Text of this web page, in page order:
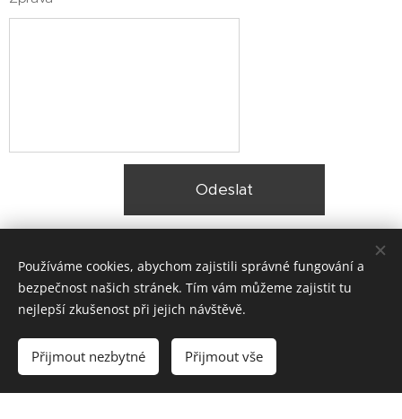
Odeslat
© 2025 Zateplení fasády Praha |Lokality
Vytvořeno službou Webnode
Používáme cookies, abychom zajistili správné fungování a
bezpečnost našich stránek. Tím vám můžeme zajistit tu
nejlepší zkušenost při jejich návštěvě.
Přijmout nezbytné Přijmout vše